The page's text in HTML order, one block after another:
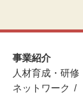
事業紹介
人材育成・研修
ネットワーク